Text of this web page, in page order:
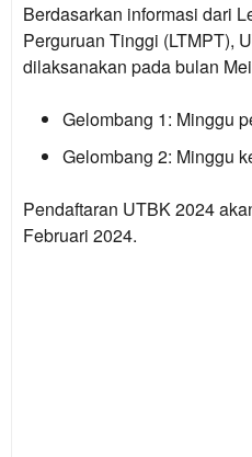
Berdasarkan informasi dari
Perguruan Tinggi (LTMPT),
dilaksanakan pada bulan
Gelombang 1: Minggu
Gelombang 2: Minggu
Pendaftaran UTBK 2024
Februari 2024.